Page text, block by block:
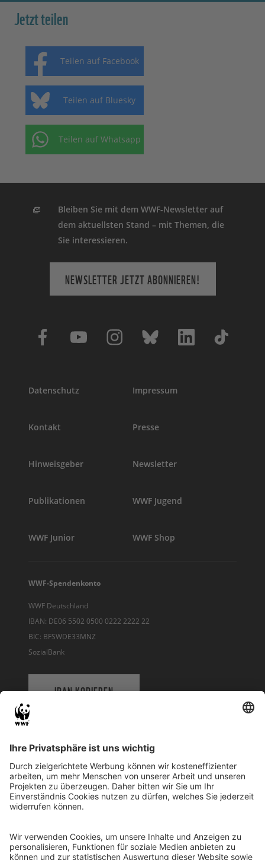
Jetzt teilen
Teilen auf Facebook
Teilen auf Bluesky
Teilen auf Whatsapp
Bleiben Sie mit dem WWF-Newsletter auf
dem aktuellsten Stand – mit Themen, die
Sie interessieren.
NEWSLETTER JETZT ABONNIEREN!
Datenschutz Impressum
Kontakt Presse
Hinweisgeber Newsletter
Publikationen WWF Jugend
WWF Junior WWF Shop
WWF-Spendenkonto
WWF Deutschland
IBAN: DE06 5502 0500 0222 2222 22
BIC: BFSWDE33MNZ
SozialBank
IBAN KOPIEREN
WWF Deutschland
Reinhardtstr. 18
10117 Berlin
Ihre Spende kann steuerlich geltend gemacht werden